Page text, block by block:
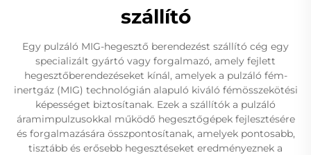
szállító
Egy pulzáló MIG-hegesztő berendezést szállító cég egy
specializált gyártó vagy forgalmazó, amely fejlett
hegesztőberendezéseket kínál, amelyek a pulzáló fém-
inertgáz (MIG) technológián alapuló kiváló fémösszekötési
képességet biztosítanak. Ezek a szállítók a pulzáló
áramimpulzusokkal működő hegesztőgépek fejlesztésére
és forgalmazására összpontosítanak, amelyek pontosabb,
tisztább és erősebb hegesztéseket eredményeznek a